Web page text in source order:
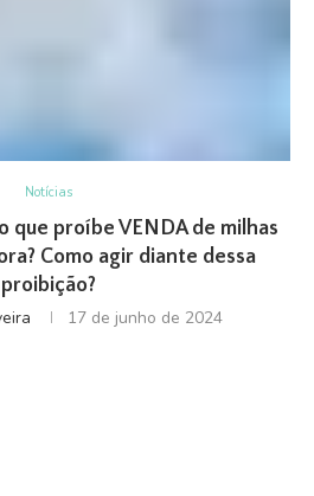
Notícias
que proíbe VENDA de milhas
Como agir diante dessa
proibição?
17 de junho de 2024